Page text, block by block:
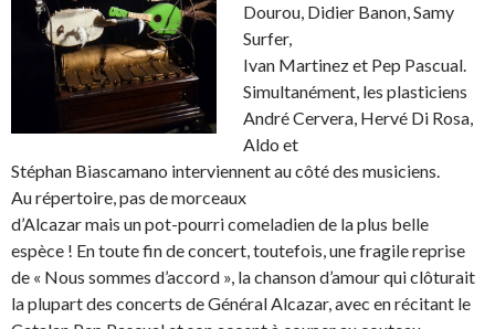
Dourou, Didier Banon, Samy
Surfer,
Ivan Martinez et Pep Pascual.
Simultanément, les plasticiens
André Cervera, Hervé Di Rosa,
Aldo et
Stéphan Biascamano interviennent au côté des musiciens.
Au répertoire, pas de morceaux
d’Alcazar mais un pot-pourri comeladien de la plus belle
espèce ! En toute fin de concert, toutefois, une fragile reprise
de « Nous sommes d’accord », la chanson d’amour qui clôturait
la plupart des concerts de Général Alcazar, avec en récitant le